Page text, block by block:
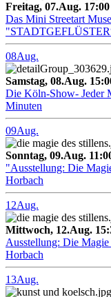
Freitag, 07.Aug.
Das Mini Streetart
08Aug.
Samstag, 08.Aug.
Die Köln-Show- Jeder
Minuten
09Aug.
Sonntag, 09.Aug.
"Ausstellung: Die
Horbach
12Aug.
Mittwoch, 12.Aug.
Ausstellung: Die
Horbach
13Aug.